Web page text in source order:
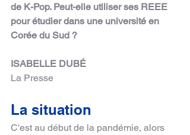
de K-Pop. Peut-elle utiliser ses REEE
pour étudier dans une université en
Corée du Sud ?
ISABELLE DUBÉ
La Presse
La situation
C'est au début de la pandémie, alors